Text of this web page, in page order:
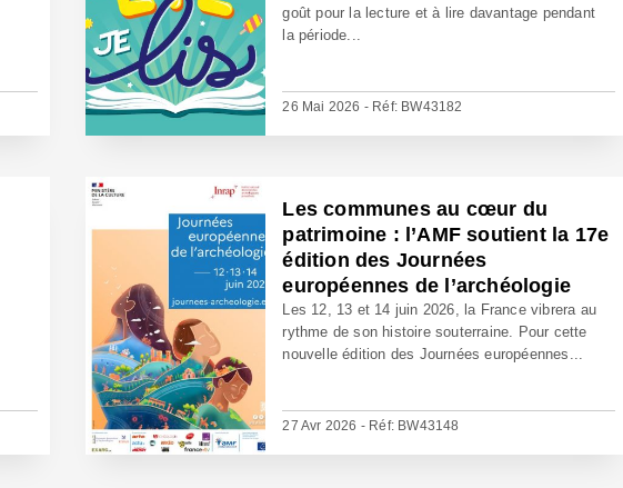
goût pour la lecture et à lire davantage pendant
la période...
26 Mai 2026 - Réf: BW43182
Les communes au cœur du
patrimoine : l’AMF soutient la 17e
édition des Journées
européennes de l’archéologie
Les 12, 13 et 14 juin 2026, la France vibrera au
rythme de son histoire souterraine. Pour cette
nouvelle édition des Journées européennes...
27 Avr 2026 - Réf: BW43148